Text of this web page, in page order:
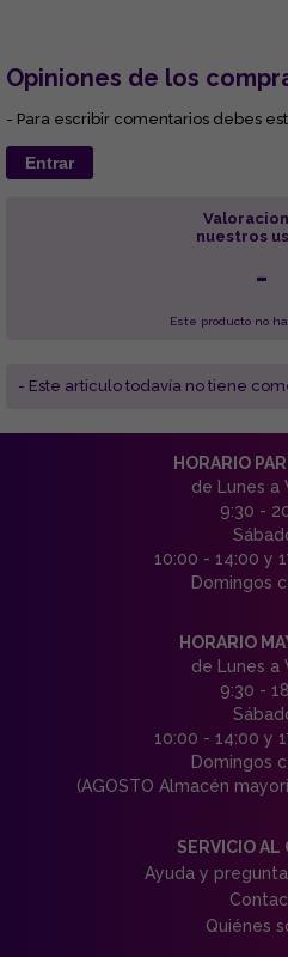
Opiniones de los
- Para escribir comentarios debes
Entrar
nuestros
-
Este producto no
- Este articulo todavía no tiene
HORARIO
de Lunes a
9:30 -
10:00 - 14:00 y
Domingos
HORARIO
de Lunes a
9:30 -
10:00 - 14:00 y
Domingos
(AGOSTO Almacén
SERVICIO AL
Ayuda y
Quiénes